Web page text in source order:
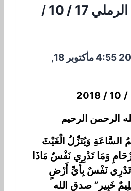
سوريا مخيم الرملي 17 / 10 /
أكتوبر 18,
الرحمن الرحيم
السَّاعَةِ وَيُنَزِّلُ الْغَيْثَ
وَمَا تَدْرِي نَفْسٌ مَاذَا
نَفْسٌ بِأَيِّ أَرْضٍ
خَبِير” صدق الله